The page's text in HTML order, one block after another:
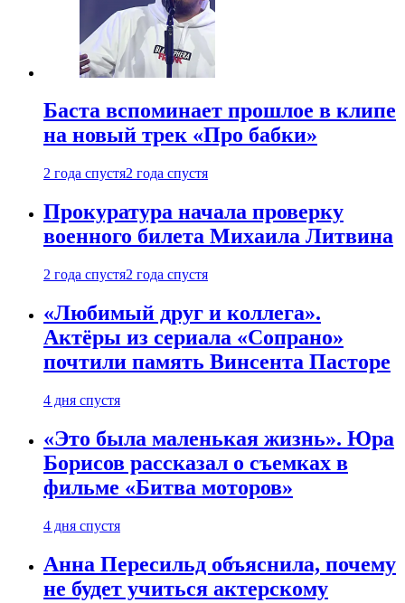
Баста вспоминает прошлое в клипе
на новый трек «Про бабки»
2 года спустя2 года спустя
Прокуратура начала проверку
военного билета Михаила Литвина
2 года спустя2 года спустя
«Любимый друг и коллега».
Актёры из сериала «Сопрано»
почтили память Винсента Пасторе
4 дня спустя
«Это была маленькая жизнь». Юра
Борисов рассказал о съемках в
фильме «Битва моторов»
4 дня спустя
Анна Пересильд объяснила, почему
не будет учиться актерскому